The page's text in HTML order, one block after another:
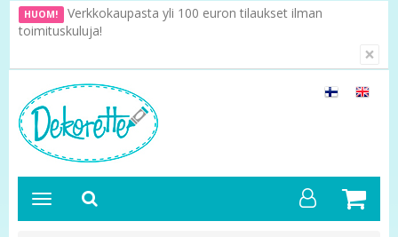
HUOM! Verkkokaupasta yli 100 euron tilaukset ilman
toimituskuluja!
×